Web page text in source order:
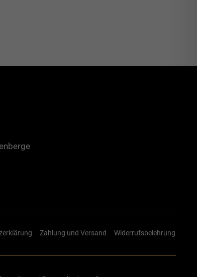
Zahlung und Versand Widerrufsbelehrung